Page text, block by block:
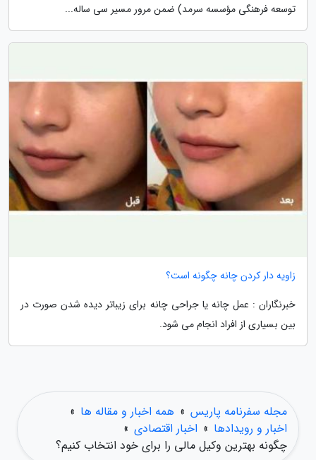
توسعه فرهنگی مؤسسه سرمد) ضمن مرور مسیر سی ساله...
زاویه دار کردن چانه چگونه است؟
خبرنگاران : عمل چانه یا جراحی چانه برای زیباتر دیده شدن صورت در
بین بسیاری از افراد انجام می شود.
مجله سفرنامه پاریس » همه اخبار و مقاله ها »
اخبار و رویدادها » اخبار اقتصادی »
چگونه بهترین وکیل مالی را برای خود انتخاب کنیم؟